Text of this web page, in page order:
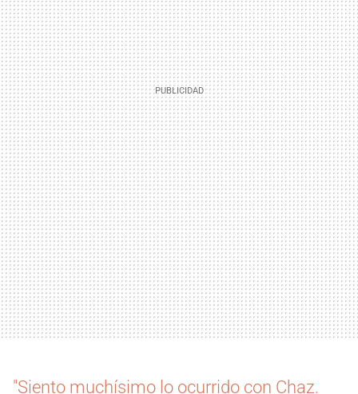
"Siento muchísimo lo ocurrido con Chaz.